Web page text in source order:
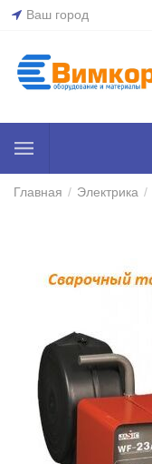
Ваш город
Главная / Электрика /